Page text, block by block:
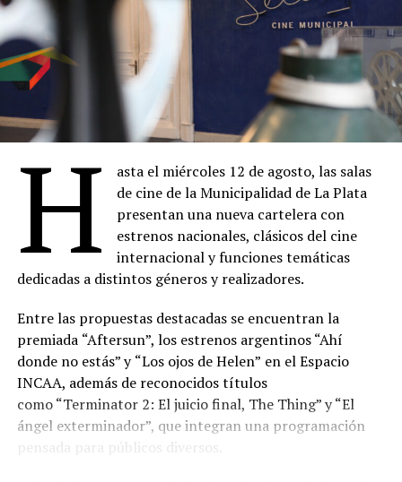
H
asta el miércoles 12 de agosto, las salas
de cine de la Municipalidad de La Plata
presentan una nueva cartelera con
estrenos nacionales, clásicos del cine
internacional y funciones temáticas
dedicadas a distintos géneros y realizadores.
Entre las propuestas destacadas se encuentran la
premiada “Aftersun”, los estrenos argentinos “Ahí
donde no estás” y “Los ojos de Helen” en el Espacio
INCAA, además de reconocidos títulos
como “Terminator 2: El juicio final, The Thing” y “El
ángel exterminador”, que integran una programación
pensada para públicos diversos.